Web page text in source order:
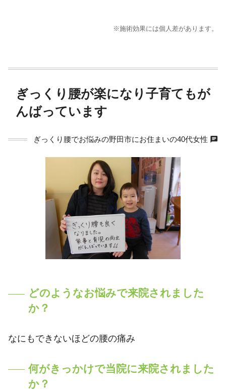
※施術効果には個人差があります。
ぎっくり腰が楽になり子育てもが
んばっています
ぎっくり腰でお悩みの野田市にお住まいの40代女性 chat
どのようなお悩みで来院されました
か？
なにもできないほどの腰の痛み
何がきっかけで当院に来院されました
か？